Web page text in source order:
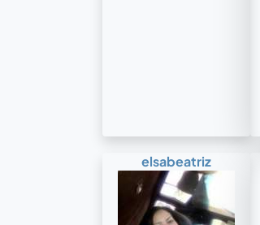
elsabeatriz